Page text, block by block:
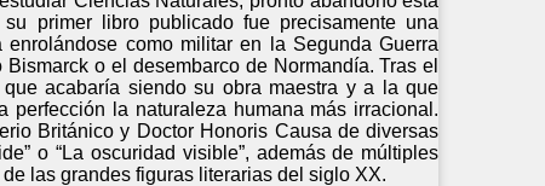
primer libro publicado fue precisamente una
como militar en la Segunda Guerra
o el desembarco de Normandía. Tras el
acabaría siendo su obra maestra y a la que
perfección la naturaleza humana más irracional.
Británico y Doctor Honoris Causa de diversas
o “La oscuridad visible”, además de múltiples
las grandes figuras literarias del siglo XX.